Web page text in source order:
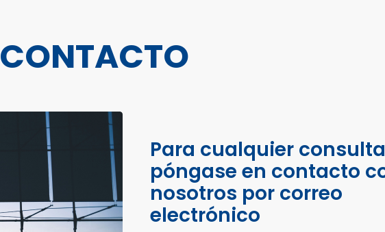
CONTACTO
Para cualquier
póngase en contacto
nosotros por correo
electrónico